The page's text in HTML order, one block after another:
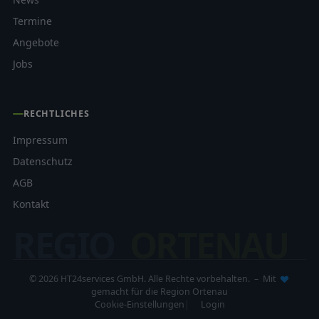
Termine
Angebote
Jobs
RECHTLICHES
Impressum
Datenschutz
AGB
Kontakt
© 2026 HT24services GmbH. Alle Rechte vorbehalten. – Mit
gemacht für die Region Ortenau
Cookie-Einstellungen
Login